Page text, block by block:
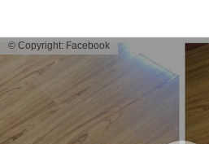
© Copyright: Facebook